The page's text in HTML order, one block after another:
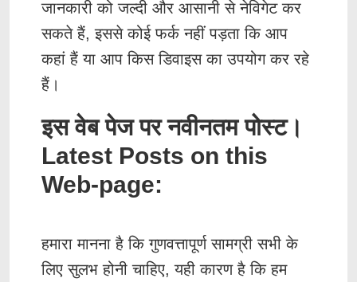
जानकारी को जल्दी और आसानी से नेविगेट कर
सकते हैं, इससे कोई फर्क नहीं पड़ता कि आप
कहां हैं या आप किस डिवाइस का उपयोग कर रहे
हैं।
इस वेब पेज पर नवीनतम पोस्ट।
Latest Posts on this
Web-page:
हमारा मानना है कि गुणवत्तापूर्ण सामग्री सभी के
लिए सुलभ होनी चाहिए, यही कारण है कि हम